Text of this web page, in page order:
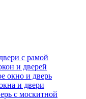
с рамой
и дверей
окно и дверь
и двери
с москитной